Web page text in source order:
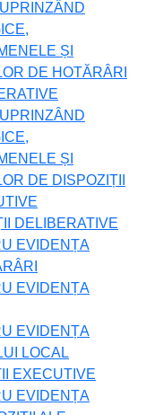
ȘI
DE HOTĂRÂRI
ȘI
DE DISPOZIȚII
DELIBERATIVE
EVIDENȚA
EVIDENȚA
EVIDENȚA
LOCAL
EXECUTIVE
EVIDENȚA